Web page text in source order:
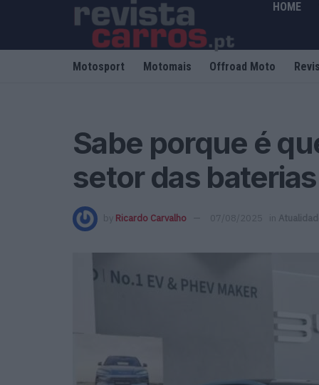
HOME
Motosport Motomais Offroad Moto
Sabe porque é
setor das
by Ricardo Carvalho 07/08/2025 in